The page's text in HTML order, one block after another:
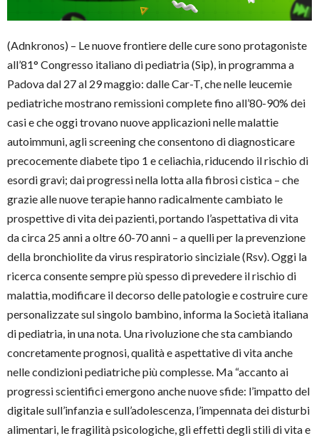
(Adnkronos) – Le nuove frontiere delle cure sono protagoniste
all’81° Congresso italiano di pediatria (Sip), in programma a
Padova dal 27 al 29 maggio: dalle Car-T, che nelle leucemie
pediatriche mostrano remissioni complete fino all’80-90% dei
casi e che oggi trovano nuove applicazioni nelle malattie
autoimmuni, agli screening che consentono di diagnosticare
precocemente diabete tipo 1 e celiachia, riducendo il rischio di
esordi gravi; dai progressi nella lotta alla fibrosi cistica – che
grazie alle nuove terapie hanno radicalmente cambiato le
prospettive di vita dei pazienti, portando l’aspettativa di vita
da circa 25 anni a oltre 60-70 anni – a quelli per la prevenzione
della bronchiolite da virus respiratorio sinciziale (Rsv). Oggi la
ricerca consente sempre più spesso di prevedere il rischio di
malattia, modificare il decorso delle patologie e costruire cure
personalizzate sul singolo bambino, informa la Società italiana
di pediatria, in una nota. Una rivoluzione che sta cambiando
concretamente prognosi, qualità e aspettative di vita anche
nelle condizioni pediatriche più complesse. Ma “accanto ai
progressi scientifici emergono anche nuove sfide: l’impatto del
digitale sull’infanzia e sull’adolescenza, l’impennata dei disturbi
alimentari, le fragilità psicologiche, gli effetti degli stili di vita e